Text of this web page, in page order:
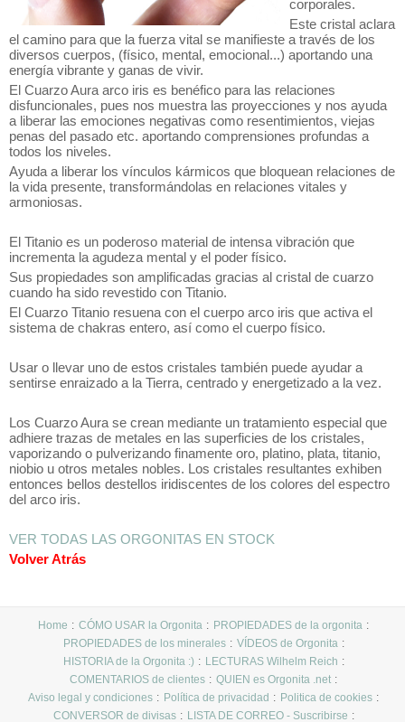
corporales.
Este cristal aclara
el camino para que la fuerza vital se manifieste a través de los
diversos cuerpos, (físico, mental, emocional...) aportando una
energía vibrante y ganas de vivir.
El Cuarzo Aura arco iris es benéfico para las relaciones
disfuncionales, pues nos muestra las proyecciones y nos ayuda
a liberar las emociones negativas como resentimientos, viejas
penas del pasado etc. aportando comprensiones profundas a
todos los niveles.
Ayuda a liberar los vínculos kármicos que bloquean relaciones de
la vida presente, transformándolas en relaciones vitales y
armoniosas.
El Titanio es un poderoso material de intensa vibración que
incrementa la agudeza mental y el poder físico.
Sus propiedades son amplificadas gracias al cristal de cuarzo
cuando ha sido revestido con Titanio.
El Cuarzo Titanio resuena con el cuerpo arco iris que activa el
sistema de chakras entero, así como el cuerpo físico.
Usar o llevar uno de estos cristales también puede ayudar a
sentirse enraizado a la Tierra, centrado y energetizado a la vez.
Los Cuarzo Aura se crean mediante un tratamiento especial que
adhiere trazas de metales en las superficies de los cristales,
vaporizando o pulverizando finamente oro, platino, plata, titanio,
niobio u otros metales nobles. Los cristales resultantes exhiben
entonces bellos destellos iridiscentes de los colores del espectro
del arco iris.
VER TODAS LAS ORGONITAS EN STOCK
Volver Atrás
Home CÓMO USAR la Orgonita
PROPIEDADES de la orgonita
PROPIEDADES de los minerales
VÍDEOS de Orgonita
HISTORIA de la Orgonita :)
LECTURAS Wilhelm Reich
COMENTARIOS de clientes
QUIEN es Orgonita .net
Aviso legal y condiciones
Política de privacidad
Politica de cookies
CONVERSOR de divisas
LISTA DE CORREO - Suscribirse